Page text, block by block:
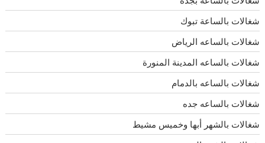
شغالات بالساعة تبوك
شغالات بالساعه الرياض
شغالات بالساعه المدينة المنورة
شغالات بالساعه بالدمام
شغالات بالساعه جده
شغالات بالشهر أبها وخميس مشيط